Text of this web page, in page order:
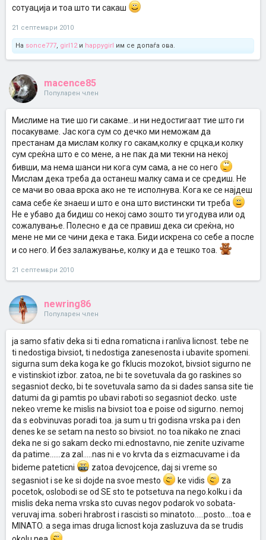
сотуација и тоа што ти сакаш
21 септември 2010
На sonce777, girl12и happygirl им се допаѓа ова.
macence85
Популарен член
Мислиме на тие шо ги сакаме...и ни недостигаат тие што ги
посакуваме. Јас кога сум со дечко ми неможам да
престанам да мислам колку го сакам,колку е срцка,и колку
сум среќна што е со мене, а не пак да ми текни на некој
бивши, ма нема шанси ни кога сум сама, а не со него
Мислам дека треба да останеш малку сама и се средиш. Не
се мачи во оваа врска ако не те исполнува. Кога ке се најдеш
сама себе ќе знаеш и што е она што вистински ти треба
Не е убаво да бидиш со некој само зошто ти угодува или од
сожалување. Полесно е да се правиш дека си среќна, но
мене не ми се чини дека е така. Биди искрена со себе а после
и со него. И без залажување, колку и да е тешко тоа.
21 септември 2010
newring86
Популарен член
ja samo sfativ deka si ti edna romaticna i ranliva licnost. tebe ne
ti nedostiga bivsiot, ti nedostiga zanesenosta i ubavite spomeni.
sigurna sum deka koga ke go fklucis mozokot, bivsiot sigurno ne
e vistinskiot izbor. zatoa, ne bi te sovetuvala da go raskines so
segasniot decko, bi te sovetuvala samo da si dades sansa site tie
datumi da gi pamtis po ubavi raboti so segasniot decko. uste
nekeo vreme ke mislis na bivsiot toa e poise od sigurno. nemoj
da s eobvinuvas poradi toa. ja sum u tri godisna vrska pa i den
denes ke se setam na nesto so bivsiot. no toa nikako ne znaci
deka ne si go sakam decko mi.ednostavno, nie zenite uzivame
da patime......za zal.....nas ni e vo krvta da s eizmacuvame i da
bideme pateticni
zatoa devojcence, daj si vreme so
segasniot i se ke si dojde na svoe mesto
ke vidis
za
pocetok, oslobodi se od SE sto te potsetuva na nego.kolku i da
mislis deka nema vrska sto cuvas negov podarok vo sobata-
veruvaj ima. soberi hrabrost i rascisti so minatoto.....posto....toa e
MINATO. a sega imas druga licnost koja zasluzuva da se trudis